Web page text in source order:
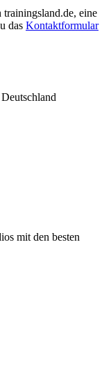
trainingsland.de, eine
das Kontaktformular
Deutschland
mit den besten